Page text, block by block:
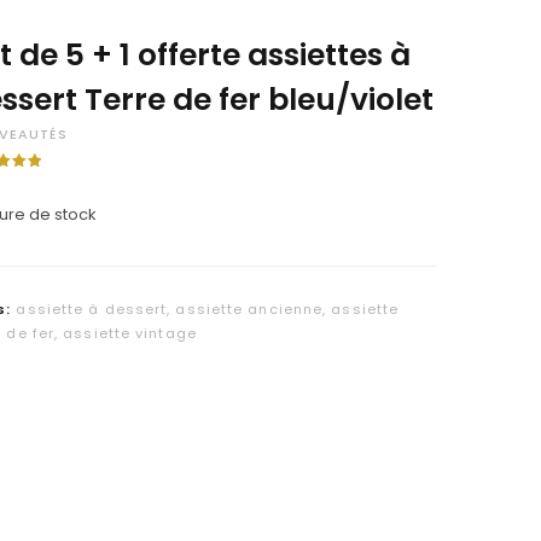
a
de 5 + 1 offerte assiettes à
Terre de fer bleu/violet
de stock
assiette à dessert, assiette ancienne, assiette
de fer, assiette vintage